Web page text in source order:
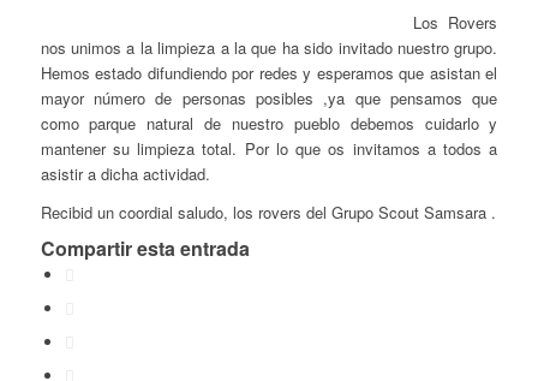
Los Rovers
nos unimos a la limpieza a la que ha sido invitado nuestro grupo.
Hemos estado difundiendo por redes y esperamos que asistan el
mayor número de personas posibles ,ya que pensamos que
como parque natural de nuestro pueblo debemos cuidarlo y
mantener su limpieza total. Por lo que os invitamos a todos a
asistir a dicha actividad.
Recibid un coordial saludo, los rovers del Grupo Scout Samsara .
Compartir esta entrada